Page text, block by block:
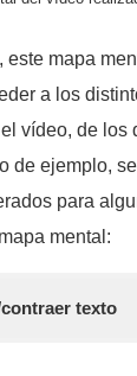
este mapa
a los
vídeo, de los
de ejemplo,
para
mental:
texto